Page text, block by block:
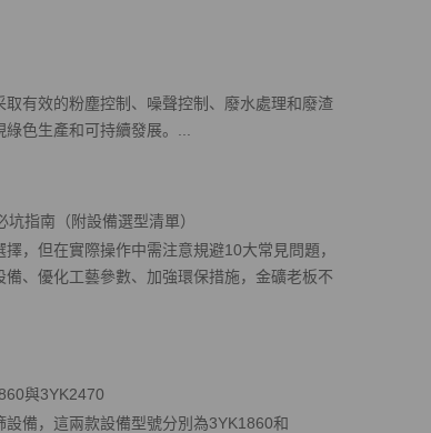
有效的粉塵控制、噪聲控制、廢水處理和廢渣
色生產和可持續發展。...
指南（附設備選型清單）
，但在實際操作中需注意規避10大常見問題，
、優化工藝參數、加強環保措施，金礦老板不
與3YK2470
備，這兩款設備型號分別為3YK1860和